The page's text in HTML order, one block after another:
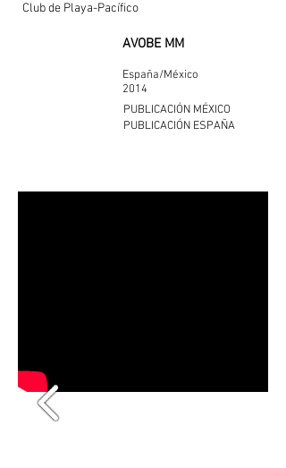
Club de Playa-Pacífico
AVOBE MM
España/México
2014
PUBLICACIÓN MÉXICO
PUBLICACIÓN ESPAÑA